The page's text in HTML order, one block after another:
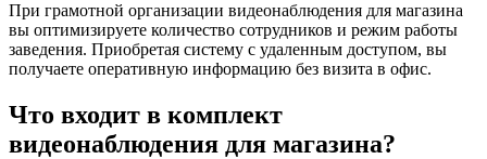
При грамотной организации видеонаблюдения для магазина
вы оптимизируете количество сотрудников и режим работы
заведения. Приобретая систему с удаленным доступом, вы
получаете оперативную информацию без визита в офис.
Что входит в комплект
видеонаблюдения для магазина?